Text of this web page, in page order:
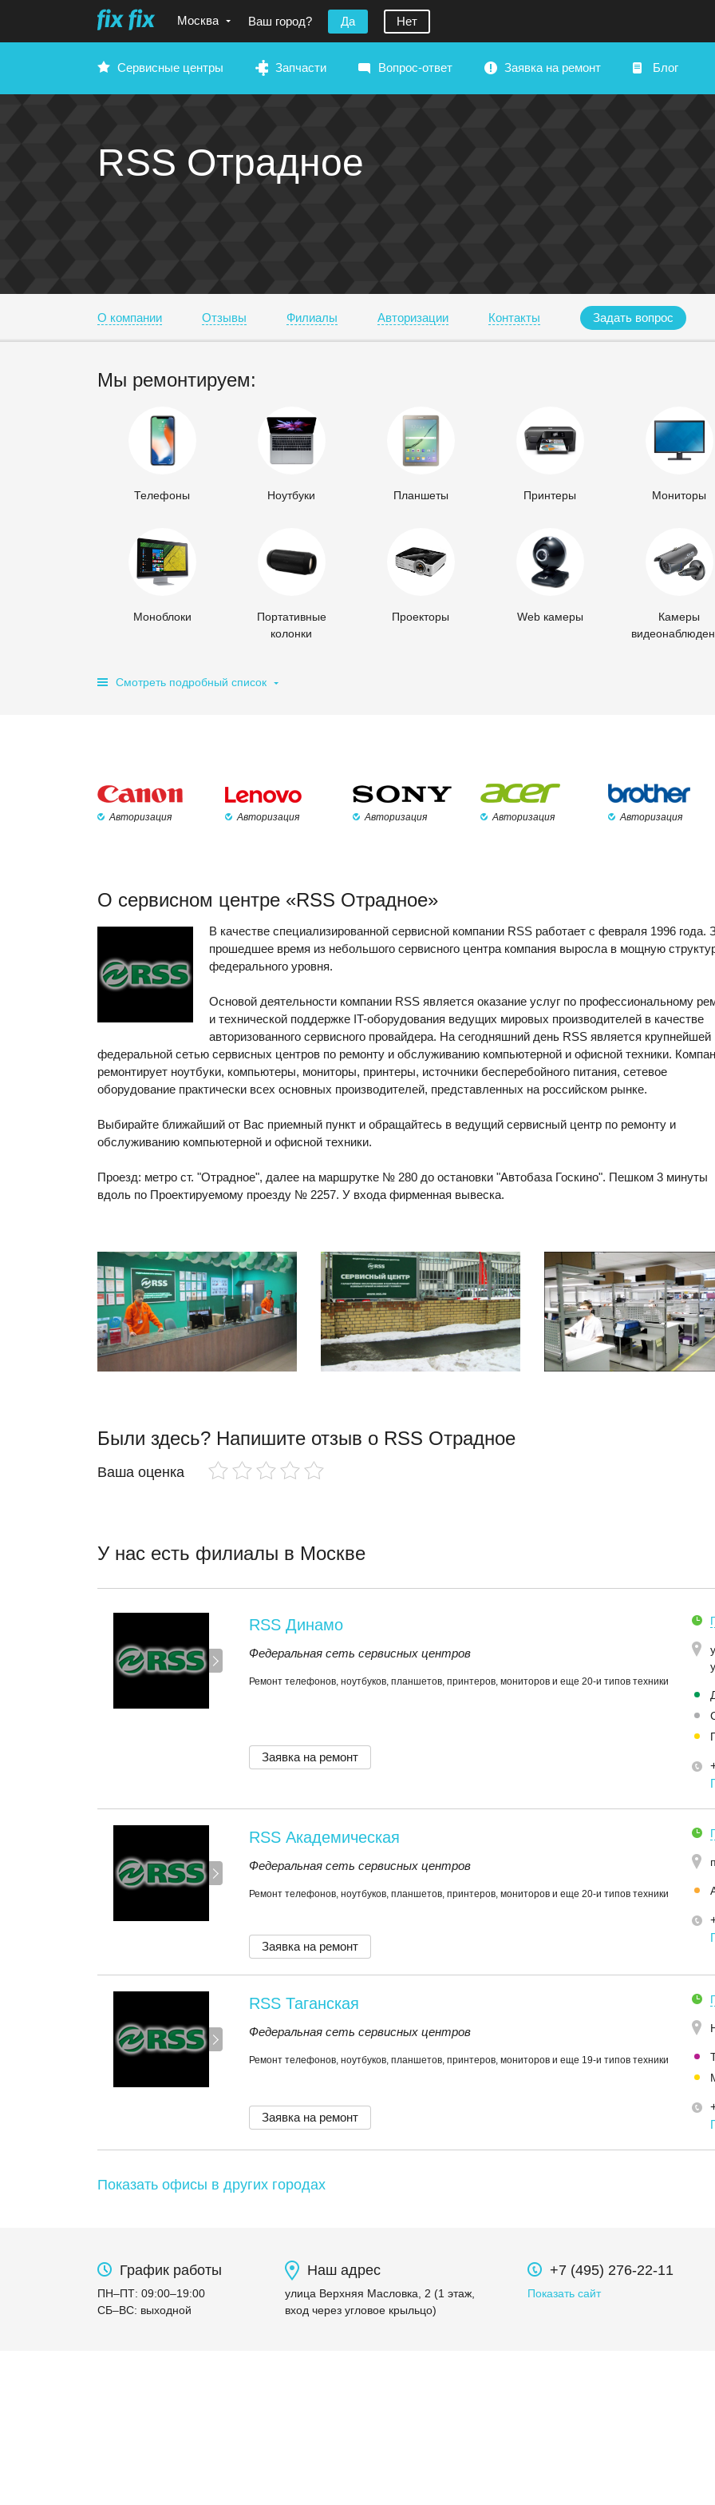
Москва Ваш город? Да Нет
Сервисные центры Запчасти Вопрос-ответ Заявка на ремонт Блог
RSS Отрадное
О компании Отзывы Филиалы Авторизации Контакты Задать вопрос
Мы ремонтируем:
Телефоны Ноутбуки Планшеты Принтеры Мониторы
Моноблоки
Портативные
колонки
Проекторы Web камеры
Камеры
Смотреть подробный список
Авторизация Авторизация Авторизация Авторизация Авторизация
О сервисном центре «RSS Отрадное»
В качестве специализированной сервисной компании RSS работает с февраля 1996 года.
прошедшее время из небольшого сервисного центра компания выросла в мощную
федерального уровня.
Основой деятельности компании RSS является оказание услуг по профессиональному
и технической поддержке IT-оборудования ведущих мировых производителей в качестве
авторизованного сервисного провайдера. На сегодняшний день RSS является крупнейшей
федеральной сетью сервисных центров по ремонту и обслуживанию компьютерной и офисной техники.
ремонтирует ноутбуки, компьютеры, мониторы, принтеры, источники бесперебойного питания, сетевое
оборудование практически всех основных производителей, представленных на российском рынке.
Выбирайте ближайший от Вас приемный пункт и обращайтесь в ведущий сервисный центр по ремонту и
обслуживанию компьютерной и офисной техники.
Проезд: метро ст. "Отрадное", далее на маршрутке № 280 до остановки "Автобаза Госкино". Пешком 3 минуты
вдоль по Проектируемому проезду № 2257. У входа фирменная вывеска.
Были здесь? Напишите отзыв о RSS Отрадное
Ваша оценка
У нас есть филиалы в Москве
RSS Динамо
Федеральная сеть сервисных центров
Ремонт телефонов, ноутбуков, планшетов, принтеров, мониторов и еще 20-и типов техники
Заявка на ремонт
RSS Академическая
Федеральная сеть сервисных центров
Ремонт телефонов, ноутбуков, планшетов, принтеров, мониторов и еще 20-и типов техники
Заявка на ремонт
RSS Таганская
Федеральная сеть сервисных центров
Ремонт телефонов, ноутбуков, планшетов, принтеров, мониторов и еще 19-и типов техники
Заявка на ремонт
Показать офисы в других городах
График работы
ПН–ПТ: 09:00–19:00
СБ–ВС: выходной
Наш адрес
улица Верхняя Масловка, 2 (1 этаж,
вход через угловое крыльцо)
+7 (495) 276-22-11
Показать сайт